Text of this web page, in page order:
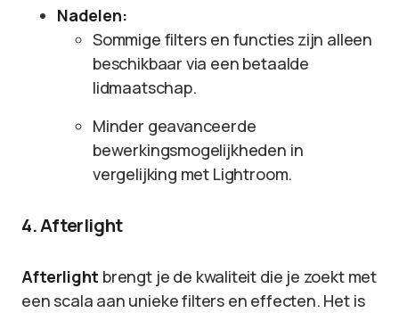
Nadelen:
Sommige filters en functies zijn alleen
beschikbaar via een betaalde
lidmaatschap.
Minder geavanceerde
bewerkingsmogelijkheden in
vergelijking met Lightroom.
4. Afterlight
Afterlight brengt je de kwaliteit die je zoekt met
een scala aan unieke filters en effecten. Het is